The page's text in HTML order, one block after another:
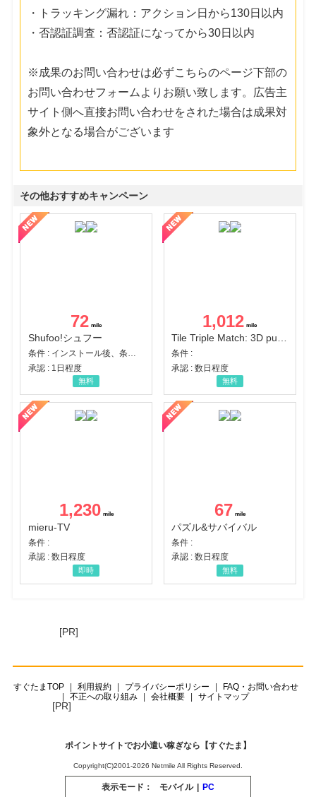
・トラッキング漏れ：アクション日から130日以内
・否認証調査：否認証になってから30日以内
※成果のお問い合わせは必ずこちらのページ下部の
お問い合わせフォームよりお願い致します。広告主
サイト側へ直接お問い合わせをされた場合は成果対
象外となる場合がございます
その他おすすめキャンペーン
72
Shufoo!シュフー
条件 : インストール後、条件達成
承認 : 1日程度
無料
1,012
Tile Triple Match: 3D puzzle
条件 :
承認 : 数日程度
無料
1,230
mieru-TV
条件 :
承認 : 数日程度
即時
67
パズル&サバイバル
条件 :
承認 : 数日程度
無料
[PR]
すぐたまTOP 利用規約 プライバシーポリシー
FAQ・お問い合わせ
不正への取り組み
会社概要 サイトマップ
[PR]
ポイントサイトでお小遣い稼ぎなら【すぐたま】
Copyright(C)2001-2026 Netmile All Rights Reserved.
表示モード： モバイル | PC